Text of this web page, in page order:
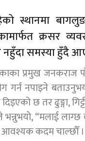
स्थानमा
क्रसर
नहुँदा समस्या हुँदै
प्रमुख जनकराज
गर्न नपाइने
छ तर ढुङ्गा,
“मलाई
आवश्यक कदम चाल्छौँ